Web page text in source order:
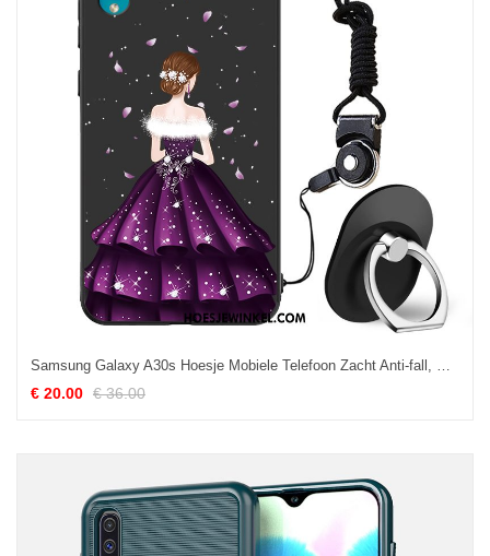
Samsung Galaxy A30s Hoesje Mobiele Telefoon Zacht Anti-fall, Samsung Galaxy A30s Hoesje All Inclusive Ster
€ 20.00 € 36.00